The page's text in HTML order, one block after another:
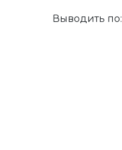
Выводить по: